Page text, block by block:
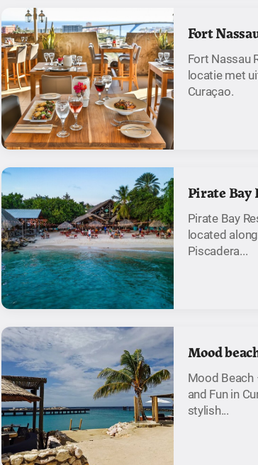
Fort
Fort Nassau
locatie met
Curaçao.
Pirate Bay
Pirate Bay
located
Piscadera...
Mood
Mood Beach
and Fun in
stylish...